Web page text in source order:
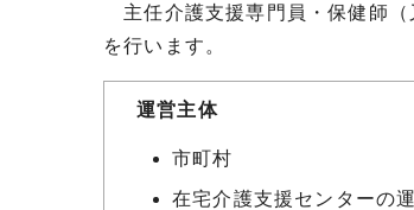
主任介護支援専門員・保健師（
を行います。
運営主体
市町村
在宅介護支援センターの